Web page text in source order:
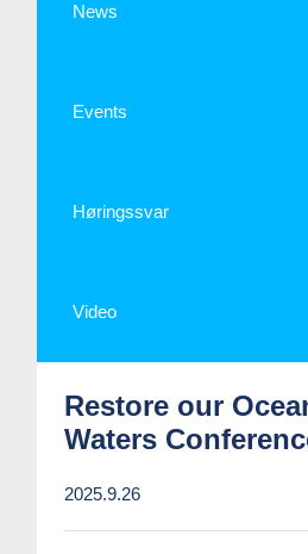
News
Events
Høringssvar
Video
Restore our
Waters
2025.9.26